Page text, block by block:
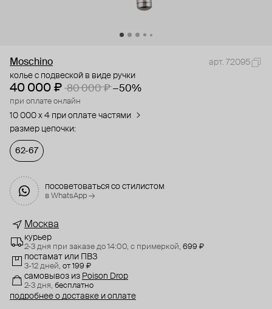
Moschino
арт. 72095
колье с подвеской в виде ручки
40 000 ₽ 80 000 ₽ −50%
при оплате онлайн
10 000 x 4 при оплате частями
размер цепочки:
62-67
посоветоваться со стилистом
в WhatsApp →
Москва
курьер
2-3 дня при заказе до 14:00, с примеркой, 699 ₽
постамат или ПВЗ
3-12 дней, от 199 ₽
самовывоз из Poison Drop
2-3 дня, бесплатно
подробнее о доставке и оплате